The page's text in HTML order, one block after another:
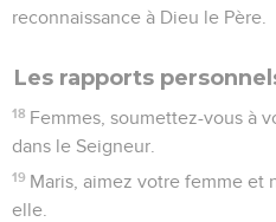
reconnaissance à Dieu le Père.
Les rapports
18 Femmes, soumettez-vous à
dans le Seigneur.
19 Maris, aimez votre femme et
elle.